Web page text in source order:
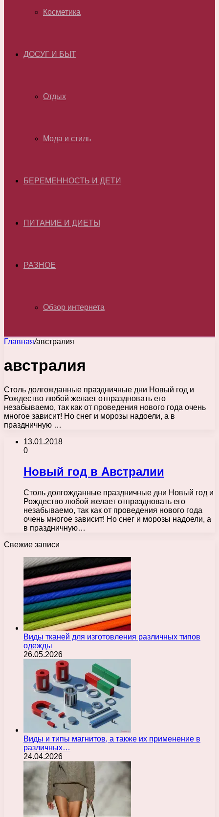
Косметика
ДОСУГ И БЫТ
Отдых
Мода и стиль
БЕРЕМЕННОСТЬ И ДЕТИ
ПИТАНИЕ И ДИЕТЫ
РАЗНОЕ
Обзор интернета
Главная/австралия
австралия
Столь долгожданные праздничные дни Новый год и
Рождество любой желает отпраздновать его
незабываемо, так как от проведения нового года очень
многое зависит! Но снег и морозы надоели, а в
праздничную …
13.01.2018
0
Новый год в Австралии
Столь долгожданные праздничные дни Новый год и
Рождество любой желает отпраздновать его
незабываемо, так как от проведения нового года
очень многое зависит! Но снег и морозы надоели, а
в праздничную…
Свежие записи
Виды тканей для изготовления различных типов
одежды
26.05.2026
Виды и типы магнитов, а также их применение в
различных…
24.04.2026